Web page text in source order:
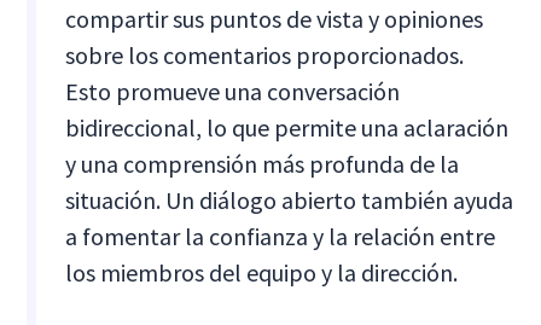
compartir sus puntos de vista y opiniones
sobre los comentarios proporcionados.
Esto promueve una conversación
bidireccional, lo que permite una aclaración
y una comprensión más profunda de la
situación. Un diálogo abierto también ayuda
a fomentar la confianza y la relación entre
los miembros del equipo y la dirección.